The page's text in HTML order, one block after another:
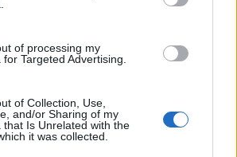
of processing my
Targeted Advertising.
of Collection, Use,
and/or Sharing of my
that Is Unrelated with the
it was collected.
της Παλαιστίνης, καλεί όλους και
την Τρίτη 3 Ιούνη
πλατεία της Καρδίτσας (ΑΛΦΑ
02 Ιουν 2025